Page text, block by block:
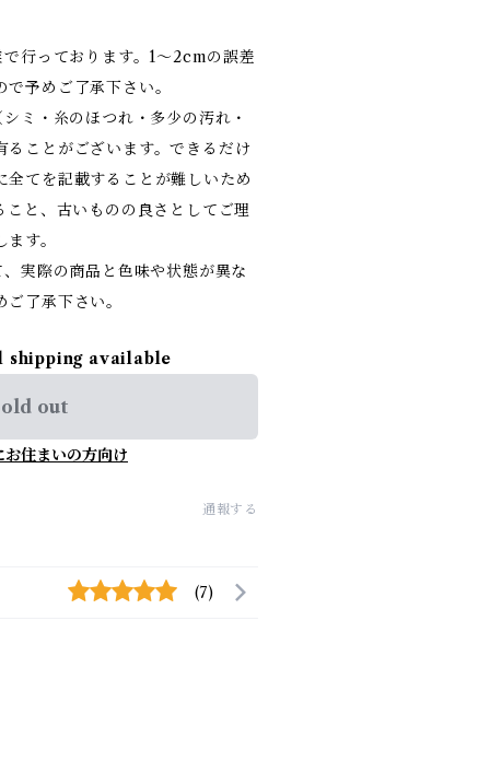
行っております。1～2cmの誤差
予めご了承下さい。
ミ・糸のほつれ・多少の汚れ・
ることがございます。できるだけ
てを記載することが難しいため
と、古いものの良さとしてご理
す。
実際の商品と色味や状態が異な
了承下さい。
available
out
お住まいの方向け
通報する
(7)